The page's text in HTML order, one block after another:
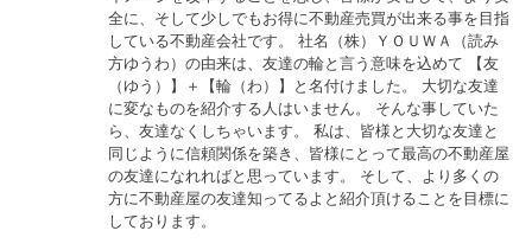
全に、そして少しでもお得に不動産売買が出来る事を目指
している不動産会社です。 社名（株）ＹＯＵＷＡ（読み
方ゆうわ）の由来は、友達の輪と言う意味を込めて 【友
（ゆう）】＋【輪（わ）】と名付けました。 大切な友達
に変なものを紹介する人はいません。 そんな事していた
ら、友達なくしちゃいます。 私は、皆様と大切な友達と
同じように信頼関係を築き、皆様にとって最高の不動産屋
の友達になれればと思っています。 そして、より多くの
方に不動産屋の友達知ってるよと紹介頂けることを目標に
しております。